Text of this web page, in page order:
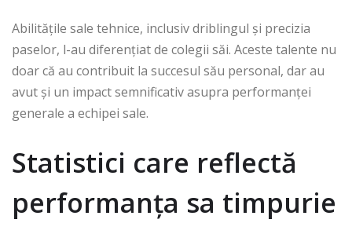
Abilitățile sale tehnice, inclusiv driblingul și precizia
paselor, l-au diferențiat de colegii săi. Aceste talente nu
doar că au contribuit la succesul său personal, dar au
avut și un impact semnificativ asupra performanței
generale a echipei sale.
Statistici care reflectă
performanța sa timpurie